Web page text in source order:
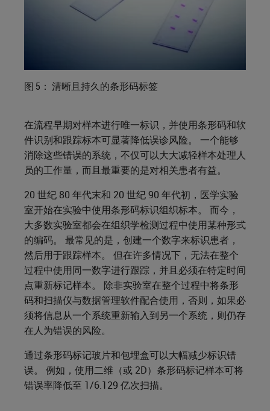
图 5： 清晰且持久的条形码标签
在流程早期对样本进行唯一标识，并使用条形码和软
件识别和跟踪标本可显著降低误诊风险。 一个能够
消除这些错误的系统，不仅可以大大减轻样本处理人
员的工作量，而且最重要的是对相关患者有益。
20 世纪 80 年代末和 20 世纪 90 年代初，医学实验
室开始在实验中使用条形码标识组织标本。 而今，
大多数实验室都会在组织学检测过程中使用某种形式
的编码。 最常见的是，创建一个数字来标识患者，
然后用于跟踪样本。 但在许多情况下，无法在整个
过程中使用同一数字进行跟踪，并且必须在特定时间
点重新标记样本。 除非实验室在整个过程中将条形
码和扫描仪与数据管理软件配合使用，否则，如果必
须将信息从一个系统重新输入到另一个系统，则仍存
在人为错误的风险。
通过条形码标记玻片和包埋盒可以大幅减少标识错
误。 例如，使用二维（或 2D）条形码标记样本可将
错误率降低至 1/6.129 亿次扫描。